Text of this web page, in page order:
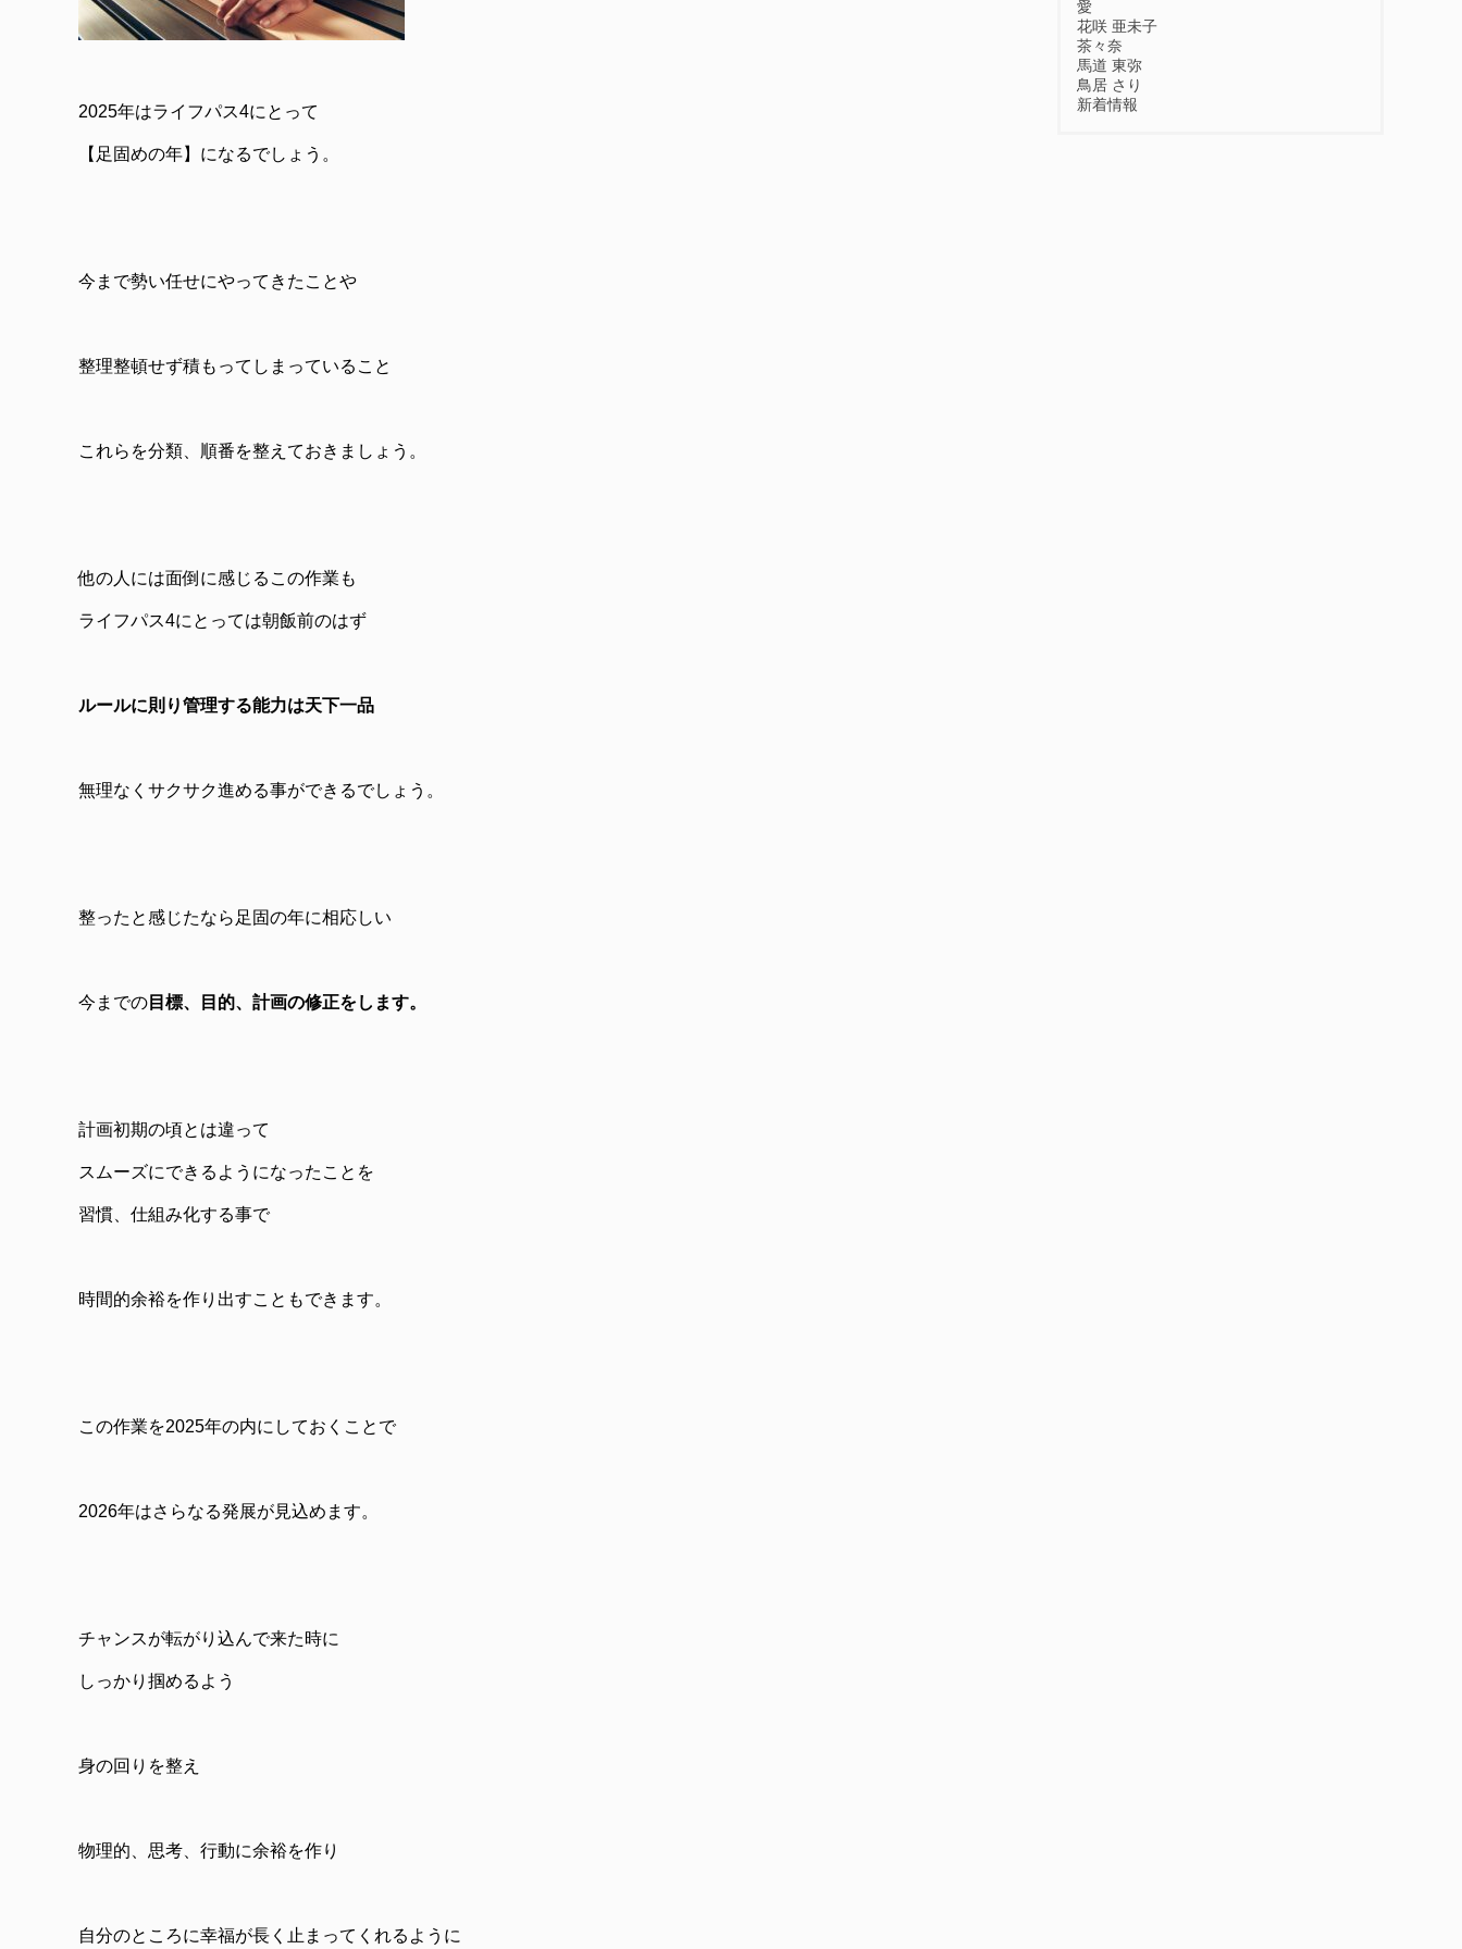
2025年はライフパス4にとって
【 足固めの年】になるでしょう。
今まで勢い任せにやってきたことや
整理整頓せず積もってしまっていること
これらを分類、順番を整えておきましょう。
他の人には面倒に感じるこの作業も
ライフパス4にとっては朝飯前のはず
ルールに則り管理する能力は天下一品
無理なくサクサク進める事ができるでしょう。
整ったと感じたなら 足固の年に相応しい
今までの 目標、目的、計画の修正をします。
計画初期の頃とは違って
スムーズにできるようになったことを
習慣、仕組み化する事で
時間的余裕を作り出すこともできます。
この作業を2025年の内にしておくことで
2026年はさらなる発展が見込めます。
チャンスが転がり込んで来た時に
しっかり掴めるよう
身の回りを整え
物理的、思考、行動に余裕を作り
自分のところに幸福が長く止まってくれるように
愛
花咲 亜未子
茶々奈
馬道 東弥
鳥居 さり
新着情報